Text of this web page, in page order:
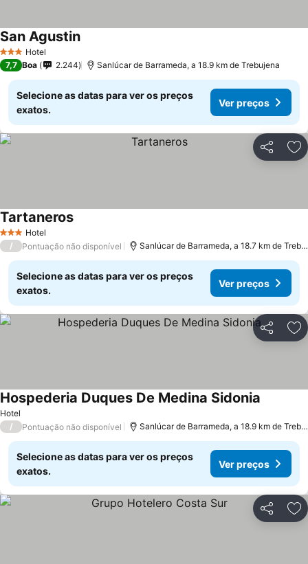
3 EstrelasHotel
San Agustin
7,7 Boa 2.244 Sanlúcar de Barrameda, a 18.9 km de Trebujena
Selecione as datas para ver os preços
exatos.
Ver preços
Partilhar
3 EstrelasHotel
Tartaneros
/ Pontuação não disponível Sanlúcar de Barrameda, a 18.7 km de Trebujena
Selecione as datas para ver os preços
exatos.
Ver preços
Partilhar
Hotel
Hospederia Duques De Medina Sidonia
/ Pontuação não disponível Sanlúcar de Barrameda, a 18.9 km de Trebujena
Selecione as datas para ver os preços
exatos.
Ver preços
Partilhar